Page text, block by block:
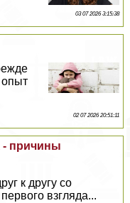
03 07 2026 3:15:38
02 07 2026 20:51:11
- причины
к другу со
взгляда...